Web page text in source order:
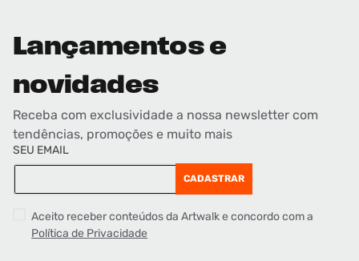
Lançamentos e
novidades
Receba com exclusividade a nossa newsletter com
tendências, promoções e muito mais
SEU EMAIL
CADASTRAR
Aceito receber conteúdos da Artwalk e concordo com a
Política de Privacidade